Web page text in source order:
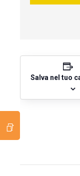
Salva nel tuo